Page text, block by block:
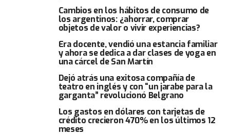
Cambios en los hábitos de consumo de
los argentinos: ¿ahorrar, comprar
objetos de valor o vivir experiencias?
Era docente, vendió una estancia familiar
y ahora se dedica a dar clases de yoga en
una cárcel de San Martín
Dejó atrás una exitosa compañía de
teatro en inglés y con “un jarabe para la
garganta” revolucionó Belgrano
Los gastos en dólares con tarjetas de
crédito crecieron 470% en los últimos 12
meses